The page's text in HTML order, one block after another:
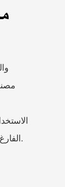
الفارغ لوحة مثالية لتصاميم شخصية، مما يجعله خيارًا شائعًا لطباعة التيشيرتات.